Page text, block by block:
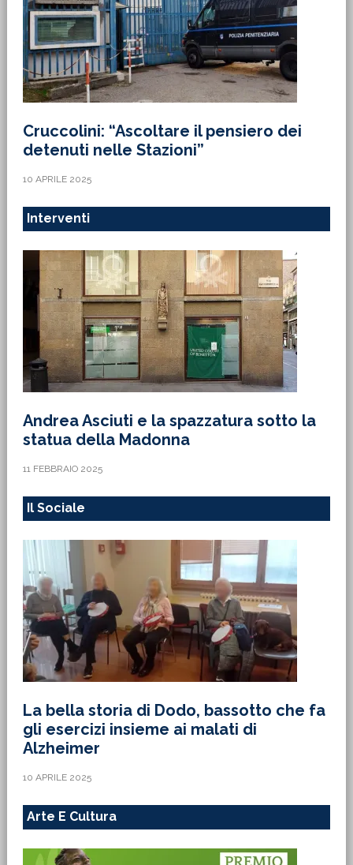
Cruccolini: “Ascoltare il pensiero dei
detenuti nelle Stazioni”
10 APRILE 2025
Interventi
Andrea Asciuti e la spazzatura sotto la
statua della Madonna
11 FEBBRAIO 2025
Il Sociale
La bella storia di Dodo, bassotto che fa
gli esercizi insieme ai malati di
Alzheimer
10 APRILE 2025
Arte E Cultura